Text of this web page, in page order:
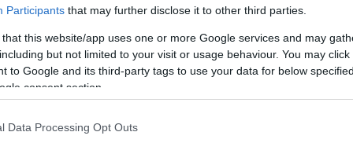
Participants that may further disclose it to other third parties.
that this website/app uses one or more Google services and may
but not limited to your visit or usage behaviour. You may
to Google and its third-party tags to use your data for below
consent section.
Data Processing Opt Outs
AMD aktuális RDNA 4 architektúrájára épül. A chip
mm²-es lapkamérettel és közel 30 milliárd
Unit található benne, ami 2048 stream
gyorsító és 64 dedikált AI-gyorsító is helyet kapott a
alapórajel nagyjából 1700 MHz, az ún. Game Clock
et, de az RDNA 4 fejlesztéseinek köszönhetően a
akár 3300 MHz feletti boosttal terheléstől